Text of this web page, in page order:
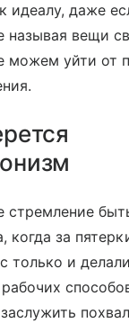
даже
называя вещи
можем уйти от
стремление
когда за
только и